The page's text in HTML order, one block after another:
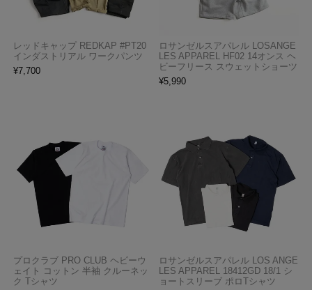
レッドキャップ REDKAP #PT20
インダストリアル ワークパンツ
¥7,700
ロサンゼルスアパレル LOSANGE
LES APPAREL HF02 14オンス ヘ
ビーフリース スウェットショーツ
¥5,990
プロクラブ PRO CLUB ヘビーウ
ェイト コットン 半袖 クルーネッ
ク Tシャツ
ロサンゼルスアパレル LOS ANGE
LES APPAREL 18412GD 18/1 シ
ョートスリーブ ポロTシャツ